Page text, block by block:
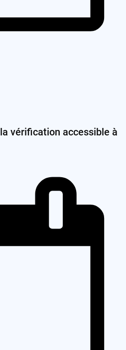
vérification accessible à